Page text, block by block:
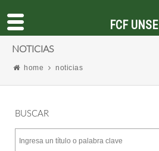
NOTICIAS
home noticias
BUSCAR
FCF UNSE